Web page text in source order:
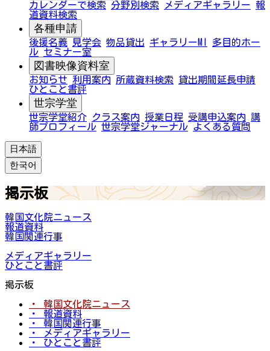
カレンダーで検索 分野別検索 メディアギャラリー 報
道資料検索
各種申請
後援名義 見学会 物品貸出 ギャラリーMI
多目的ホー
ル セミナー室
図書映像資料室
お知らせ 利用案内 所蔵資料検索
貸出期間延長申請
ひとこと書評
世宗学堂
世宗学堂紹介 クラス案内 授業日程 受講申込案内 講
師プロフィール 世宗学堂ジャーナル よくある質問
日本語
한국어
掲示板
韓国文化院ニュース
報道資料
韓国関連行事
メディアギャラリー
ひとこと書評
掲示板
・ 韓国文化院ニュース
・ 報道資料
・ 韓国関連行事
・ メディアギャラリー
・ ひとこと書評